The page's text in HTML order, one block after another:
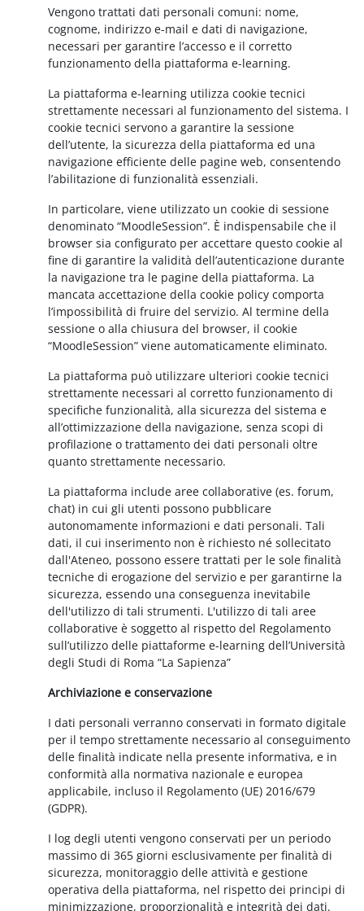
Vengono trattati dati personali comuni: nome,
cognome, indirizzo e-mail e dati di navigazione,
necessari per garantire l’accesso e il corretto
funzionamento della piattaforma e-learning.
La piattaforma e-learning utilizza cookie tecnici
strettamente necessari al funzionamento del sistema. I
cookie tecnici servono a garantire la sessione
dell’utente, la sicurezza della piattaforma ed una
navigazione efficiente delle pagine web, consentendo
l’abilitazione di funzionalità essenziali.
In particolare, viene utilizzato un cookie di sessione
denominato “MoodleSession”. È indispensabile che il
browser sia configurato per accettare questo cookie al
fine di garantire la validità dell’autenticazione durante
la navigazione tra le pagine della piattaforma. La
mancata accettazione della cookie policy comporta
l’impossibilità di fruire del servizio. Al termine della
sessione o alla chiusura del browser, il cookie
“MoodleSession” viene automaticamente eliminato.
La piattaforma può utilizzare ulteriori cookie tecnici
strettamente necessari al corretto funzionamento di
specifiche funzionalità, alla sicurezza del sistema e
all’ottimizzazione della navigazione, senza scopi di
profilazione o trattamento dei dati personali oltre
quanto strettamente necessario.
La piattaforma include aree collaborative (es. forum,
chat) in cui gli utenti possono pubblicare
autonomamente informazioni e dati personali. Tali
dati, il cui inserimento non è richiesto né sollecitato
dall'Ateneo, possono essere trattati per le sole finalità
tecniche di erogazione del servizio e per garantirne la
sicurezza, essendo una conseguenza inevitabile
dell'utilizzo di tali strumenti. L'utilizzo di tali aree
collaborative è soggetto al rispetto del Regolamento
sull’utilizzo delle piattaforme e-learning dell’Università
degli Studi di Roma “La Sapienza”
Archiviazione e conservazione
I dati personali verranno conservati in formato digitale
per il tempo strettamente necessario al conseguimento
delle finalità indicate nella presente informativa, e in
conformità alla normativa nazionale e europea
applicabile, incluso il Regolamento (UE) 2016/679
(GDPR).
I log degli utenti vengono conservati per un periodo
massimo di 365 giorni esclusivamente per finalità di
sicurezza, monitoraggio delle attività e gestione
operativa della piattaforma, nel rispetto dei principi di
minimizzazione, proporzionalità e integrità dei dati.